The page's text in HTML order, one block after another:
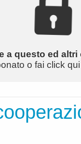
a questo ed
o fai click